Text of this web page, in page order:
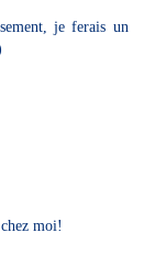
je ferais un
moi!